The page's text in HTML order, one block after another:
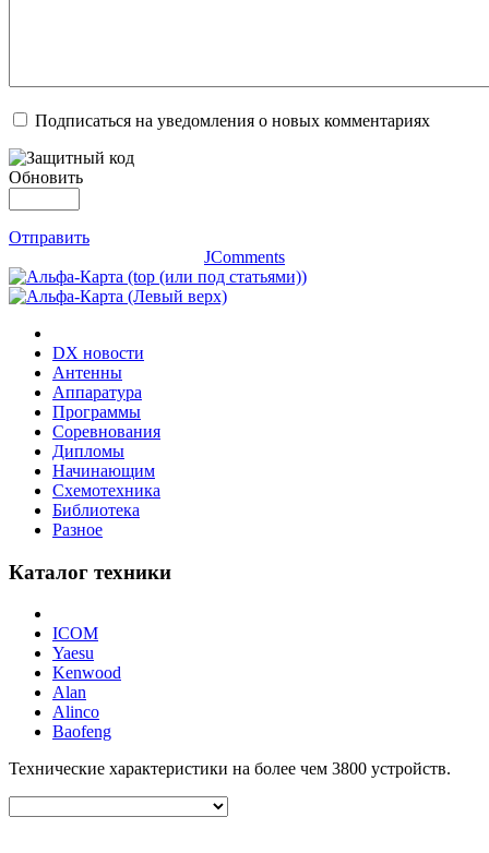
Подписаться на уведомления о новых комментариях
Обновить
Отправить
JComments
DX новости
Антенны
Аппаратура
Программы
Соревнования
Дипломы
Начинающим
Схемотехника
Библиотека
Разное
Каталог техники
ICOM
Yaesu
Kenwood
Alan
Alinco
Baofeng
Технические характеристики на более чем 3800 устройств.